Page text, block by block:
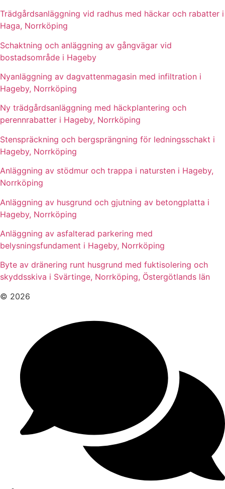
Trädgårdsanläggning vid radhus med häckar och rabatter i
Haga, Norrköping
Schaktning och anläggning av gångvägar vid
bostadsområde i Hageby
Nyanläggning av dagvattenmagasin med infiltration i
Hageby, Norrköping
Ny trädgårdsanläggning med häckplantering och
perennrabatter i Hageby, Norrköping
Stenspräckning och bergsprängning för ledningsschakt i
Hageby, Norrköping
Anläggning av stödmur och trappa i natursten i Hageby,
Norrköping
Anläggning av husgrund och gjutning av betongplatta i
Hageby, Norrköping
Anläggning av asfalterad parkering med
belysningsfundament i Hageby, Norrköping
Byte av dränering runt husgrund med fuktisolering och
skyddsskiva i Svärtinge, Norrköping, Östergötlands län
© 2026